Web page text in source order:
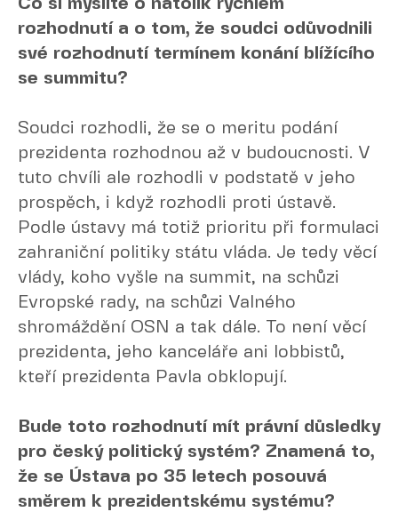
Co si myslíte o natolik rychlém
rozhodnutí a o tom, že soudci odůvodnili
své rozhodnutí termínem konání blížícího
se summitu?
Soudci rozhodli, že se o meritu podání
prezidenta rozhodnou až v budoucnosti. V
tuto chvíli ale rozhodli v podstatě v jeho
prospěch, i když rozhodli proti ústavě.
Podle ústavy má totiž prioritu při formulaci
zahraniční politiky státu vláda. Je tedy věcí
vlády, koho vyšle na summit, na schůzi
Evropské rady, na schůzi Valného
shromáždění OSN a tak dále. To není věcí
prezidenta, jeho kanceláře ani lobbistů,
kteří prezidenta Pavla obklopují.
Bude toto rozhodnutí mít právní důsledky
pro český politický systém? Znamená to,
že se Ústava po 35 letech posouvá
směrem k prezidentskému systému?